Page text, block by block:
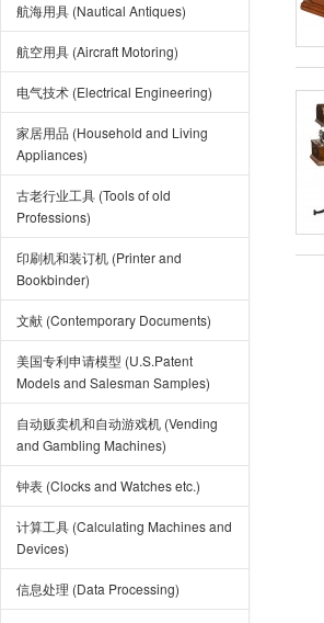
航海用具 (Nautical Antiques)
航空用具 (Aircraft Motoring)
电气技术 (Electrical Engineering)
家居用品 (Household and Living
Appliances)
古老行业工具 (Tools of old
Professions)
印刷机和装订机 (Printer and
Bookbinder)
文献 (Contemporary Documents)
美国专利申请模型 (U.S.Patent
Models and Salesman Samples)
自动贩卖机和自动游戏机 (Vending
and Gambling Machines)
钟表 (Clocks and Watches etc.)
计算工具 (Calculating Machines and
Devices)
信息处理 (Data Processing)